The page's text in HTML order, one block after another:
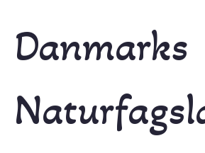
Danmarks